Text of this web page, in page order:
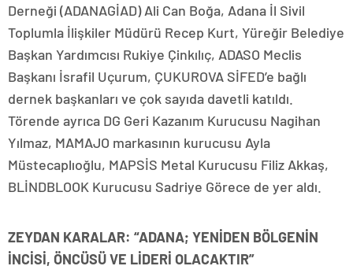
Derneği (ADANAGİAD) Ali Can Boğa, Adana İl Sivil
Toplumla İlişkiler Müdürü Recep Kurt, Yüreğir Belediye
Başkan Yardımcısı Rukiye Çinkılıç, ADASO Meclis
Başkanı İsrafil Uçurum, ÇUKUROVA SİFED’e bağlı
dernek başkanları ve çok sayıda davetli katıldı.
Törende ayrıca DG Geri Kazanım Kurucusu Nagihan
Yılmaz, MAMAJO markasının kurucusu Ayla
Müstecaplıoğlu, MAPSİS Metal Kurucusu Filiz Akkaş,
BLİNDBLOOK Kurucusu Sadriye Görece de yer aldı.
ZEYDAN KARALAR: “ADANA; YENİDEN BÖLGENİN
İNCİSİ, ÖNCÜSÜ VE LİDERİ OLACAKTIR”